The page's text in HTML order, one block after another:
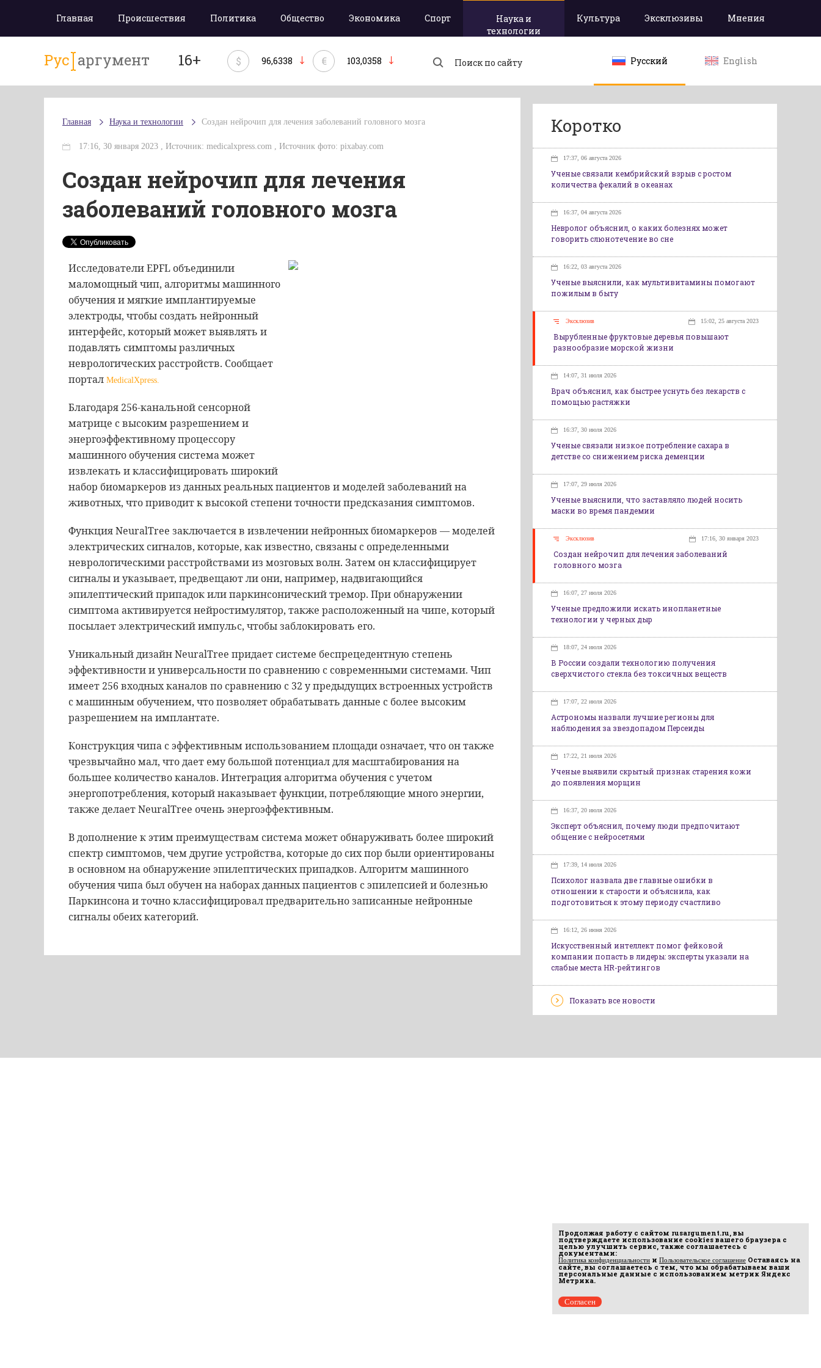
Главная Происшествия Политика Общество Экономика Спорт
Наука и
технологии
Культура Эксклюзивы Мнения
Рус аргумент 16+ $ 96,6338 € 103,0358 Русский English
Главная Наука и технологии Создан нейрочип для лечения заболеваний головного мозга
17:16, 30 января 2023 , Источник: medicalxpress.com , Источник фото: pixabay.com
Создан нейрочип для лечения
заболеваний головного мозга
Исследователи EPFL объединили
маломощный чип, алгоритмы машинного
обучения и мягкие имплантируемые
электроды, чтобы создать нейронный
интерфейс, который может выявлять и
подавлять симптомы различных
неврологических расстройств. Сообщает
портал MedicalXpress.
Благодаря 256-канальной сенсорной
матрице с высоким разрешением и
энергоэффективному процессору
машинного обучения система может
извлекать и классифицировать широкий
набор биомаркеров из данных реальных пациентов и моделей заболеваний на
животных, что приводит к высокой степени точности предсказания симптомов.
Функция NeuralTree заключается в извлечении нейронных биомаркеров — моделей
электрических сигналов, которые, как известно, связаны с определенными
неврологическими расстройствами из мозговых волн. Затем он классифицирует
сигналы и указывает, предвещают ли они, например, надвигающийся
эпилептический припадок или паркинсонический тремор. При обнаружении
симптома активируется нейростимулятор, также расположенный на чипе, который
посылает электрический импульс, чтобы заблокировать его.
Уникальный дизайн NeuralTree придает системе беспрецедентную степень
эффективности и универсальности по сравнению с современными системами. Чип
имеет 256 входных каналов по сравнению с 32 у предыдущих встроенных устройств
с машинным обучением, что позволяет обрабатывать данные с более высоким
разрешением на имплантате.
Конструкция чипа с эффективным использованием площади означает, что он также
чрезвычайно мал, что дает ему большой потенциал для масштабирования на
большее количество каналов. Интеграция алгоритма обучения с учетом
энергопотребления, который наказывает функции, потребляющие много энергии,
также делает NeuralTree очень энергоэффективным.
В дополнение к этим преимуществам система может обнаруживать более широкий
спектр симптомов, чем другие устройства, которые до сих пор были ориентированы
в основном на обнаружение эпилептических припадков. Алгоритм машинного
обучения чипа был обучен на наборах данных пациентов с эпилепсией и болезнью
Паркинсона и точно классифицировал предварительно записанные нейронные
сигналы обеих категорий.
Коротко
17:37, 06 августа 2026
Ученые связали кембрийский взрыв с ростом
количества фекалий в океанах
16:37, 04 августа 2026
Невролог объяснил, о каких болезнях может
говорить слюнотечение во сне
16:22, 03 августа 2026
Ученые выяснили, как мультивитамины помогают
пожилым в быту
Эксклюзив 15:02, 25 августа 2023
Вырубленные фруктовые деревья повышают
разнообразие морской жизни
14:07, 31 июля 2026
Врач объяснил, как быстрее уснуть без лекарств с
помощью растяжки
16:37, 30 июля 2026
Ученые связали низкое потребление сахара в
детстве со снижением риска деменции
17:07, 29 июля 2026
Ученые выяснили, что заставляло людей носить
маски во время пандемии
Эксклюзив 17:16, 30 января 2023
Создан нейрочип для лечения заболеваний
головного мозга
16:07, 27 июля 2026
Ученые предложили искать инопланетные
технологии у черных дыр
18:07, 24 июля 2026
В России создали технологию получения
сверхчистого стекла без токсичных веществ
17:07, 22 июля 2026
Астрономы назвали лучшие регионы для
наблюдения за звездопадом Персеиды
17:22, 21 июля 2026
Ученые выявили скрытый признак старения кожи
до появления морщин
16:37, 20 июля 2026
Эксперт объяснил, почему люди предпочитают
общение с нейросетями
17:39, 14 июля 2026
Психолог назвала две главные ошибки в
отношении к старости и объяснила, как
подготовиться к этому периоду счастливо
16:12, 26 июня 2026
Искусственный интеллект помог фейковой
компании попасть в лидеры: эксперты указали на
слабые места HR-рейтингов
Показать все новости
Продолжая работу с сайтом rusargument.ru, вы
подтверждаете использование cookies вашего браузера с
целью улучшить сервис, также соглашаетесь с
документами:
Политика конфиденциальности и Пользовательское соглашение Оставаясь на
сайте, вы соглашаетесь с тем, что мы обрабатываем ваши
персональные данные с использованием метрик Яндекс
Метрика.
Согласен